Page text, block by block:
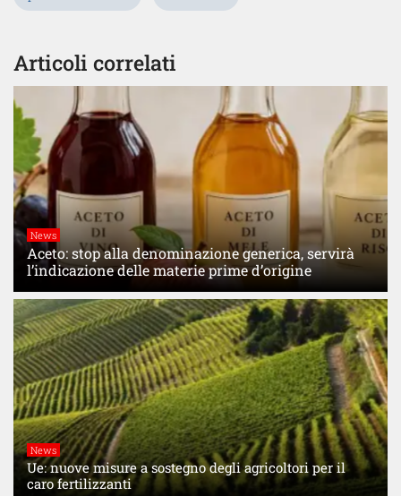
Articoli correlati
News
Aceto: stop alla denominazione generica, servirà
l’indicazione delle materie prime d’origine
News
Ue: nuove misure a sostegno degli agricoltori per il
caro fertilizzanti